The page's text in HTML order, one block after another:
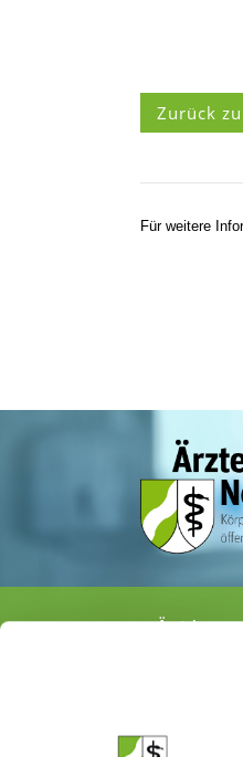
Zurück
Für weitere